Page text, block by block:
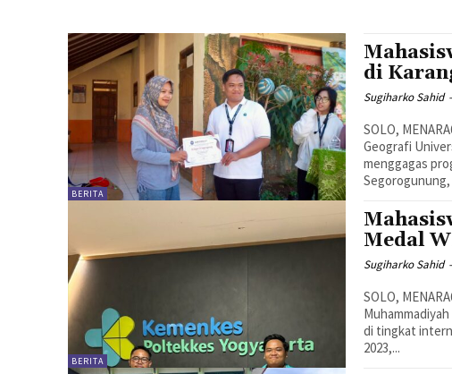
BERITA
di
Sugiharko Sahid -
SOLO,
Geografi
menggagas
Segorogunung,
BERITA
Medal
Sugiharko Sahid -
SOLO,
di tingkat
2023,...